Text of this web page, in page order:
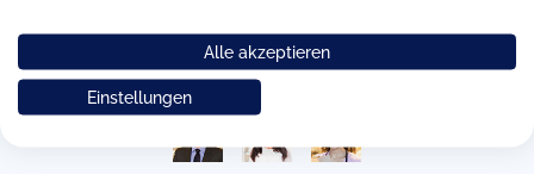
beigefügte Kontaktformular. Wir werden uns schnellstmöglich
um Ihre Anfrage kümmern.
Alle akzeptieren
Einstellungen